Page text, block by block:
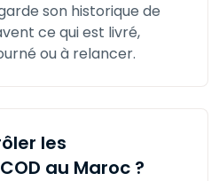
son historique de
ce qui est livré,
ou à relancer.
les
au Maroc ?